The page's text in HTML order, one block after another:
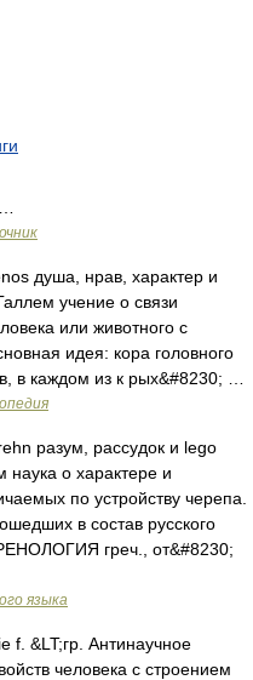
душа, нрав, характер и
учение о связи
или животного с
идея: кора головного
в каждом из к рых&#8230; …
разум, рассудок и lego
о характере и
по устройству черепа.
в состав русского
греч., от&#8230;
языка
f. &LT;гр. Антинаучное
человека с строением